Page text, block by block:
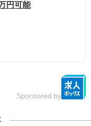
円可能
Sponsored by